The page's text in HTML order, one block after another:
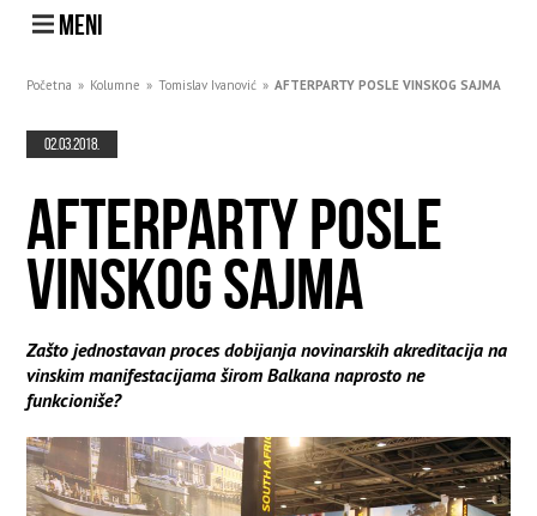
MENI
Početna » Kolumne » Tomislav Ivanović » AFTERPARTY POSLE VINSKOG SAJMA
02.03.2018.
AFTERPARTY POSLE
VINSKOG SAJMA
Zašto jednostavan proces dobijanja novinarskih akreditacija na
vinskim manifestacijama širom Balkana naprosto ne
funkcioniše?